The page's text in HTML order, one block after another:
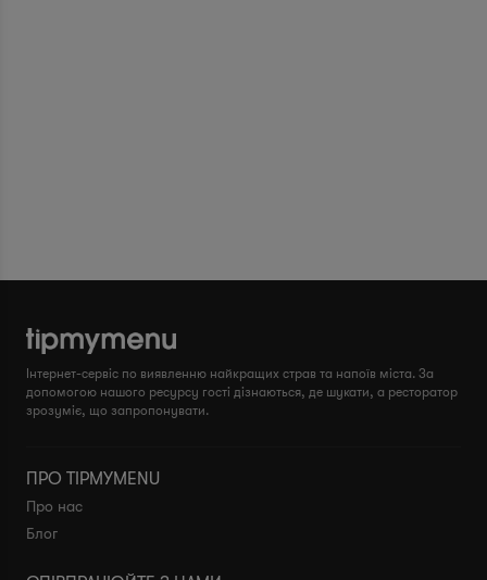
Інтернет-сервіс по виявленню найкращих страв та напоїв міста. За
допомогою нашого ресурсу гості дізнаються, де шукати, а ресторатор
зрозуміє, що запропонувати.
ПРО TIPMYMENU
Про нас
Блог